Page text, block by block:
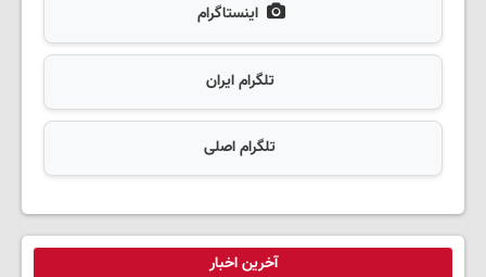
اینستاگرام
تلگرام ایران
تلگرام اصلی
آخرین اخبار